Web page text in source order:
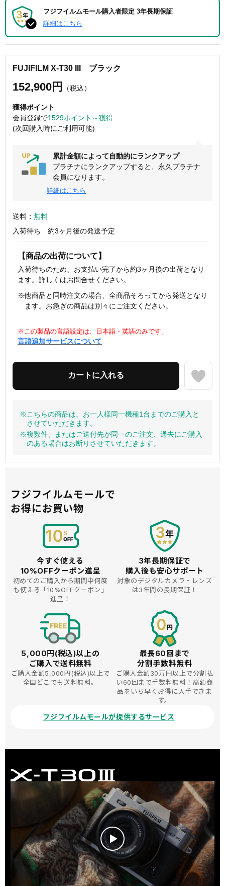
フジフイルムモール購入者限定 3年長期保証
詳細はこちら
FUJIFILM X-T30 III ブラック
152,900円 （税込）
獲得ポイント
会員登録で1529ポイント～獲得
(次回購入時にご利用可能)
累計金額によって自動的にランクアップ
プラチナにランクアップすると、永久プラチナ
会員になります。
詳細はこちら
送料： 無料
入荷待ち 約3ヶ月後の発送予定
【商品の出荷について】
入荷待ちのため、お支払い完了から約3ヶ月後の出荷となり
ます。詳しくはお問合せください。
※他商品と同時注文の場合、全商品そろってから発送となり
ます。お急ぎの商品は別々にご注文ください。
※この製品の言語設定は、日本語・英語のみです。
言語追加サービスについて
※こちらの商品は、お一人様同一機種1台までのご購入と
させていただきます。
※複数件、またはご送付先が同一のご注文、過去にご購入
のある場合はお断りさせていただきます。
フジフイルムモールで
お得にお買い物
今すぐ使える
10%OFFクーポン進呈
初めてのご購入から期間中何度
も使える
「10%OFFクーポン」
進呈！
3年長期保証で
購入後も安心サポート
対象のデジタルカメラ・レンズ
は3年間の長期保証！
5,000円(税込)以上の
ご購入で送料無料
ご購入金額5,000円(税込)以上で
全国どこでも送料無料。
最長60回まで
分割手数料無料
ご購入金額30万円以上で分割払
い60回まで手数料無料！高額商
品をいち早くお得に入手できま
す。
フジフイルムモールが提供するサービス